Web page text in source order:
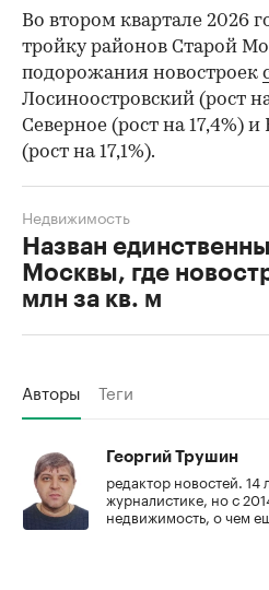
Во втором квартале 2026
тройку районов Старой
подорожания новостроек
Лосиноостровский (рост
Северное (рост на 17,4%)
(рост на 17,1%).
Назван
Москвы, где
млн за кв. м
Недвижимость
Авторы Теги
Георгий Трушин
редактор новостей. 14
журналистике, но с
недвижимость, о чем